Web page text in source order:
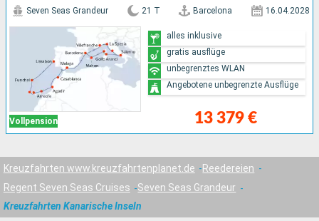
Vollpension
Seven Seas Grandeur 21 T Barcelona 16.04.2028
13 379 €
alles inklusive
gratis ausflüge
unbegrenztes WLAN
Angebotene unbegrenzte Ausflüge
Kreuzfahrten www.kreuzfahrtenplanet.de
Reedereien
Regent Seven Seas Cruises
Seven Seas Grandeur
Kreuzfahrten Kanarische Inseln